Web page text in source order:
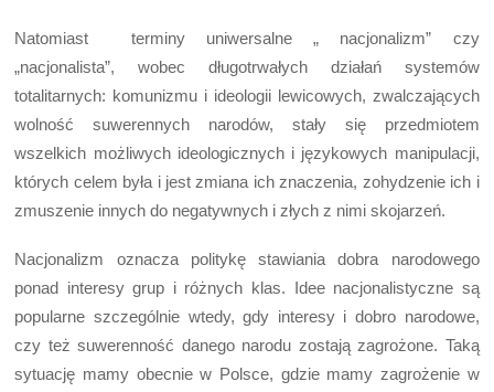
Natomiast terminy uniwersalne „ nacjonalizm” czy
„nacjonalista”, wobec długotrwałych działań systemów
totalitarnych: komunizmu i ideologii lewicowych, zwalczających
wolność suwerennych narodów, stały się przedmiotem
wszelkich możliwych ideologicznych i językowych manipulacji,
których celem była i jest zmiana ich znaczenia, zohydzenie ich i
zmuszenie innych do negatywnych i złych z nimi skojarzeń.
Nacjonalizm oznacza politykę stawiania dobra narodowego
ponad interesy grup i różnych klas. Idee nacjonalistyczne są
popularne szczególnie wtedy, gdy interesy i dobro narodowe,
czy też suwerenność danego narodu zostają zagrożone. Taką
sytuację mamy obecnie w Polsce, gdzie mamy zagrożenie w